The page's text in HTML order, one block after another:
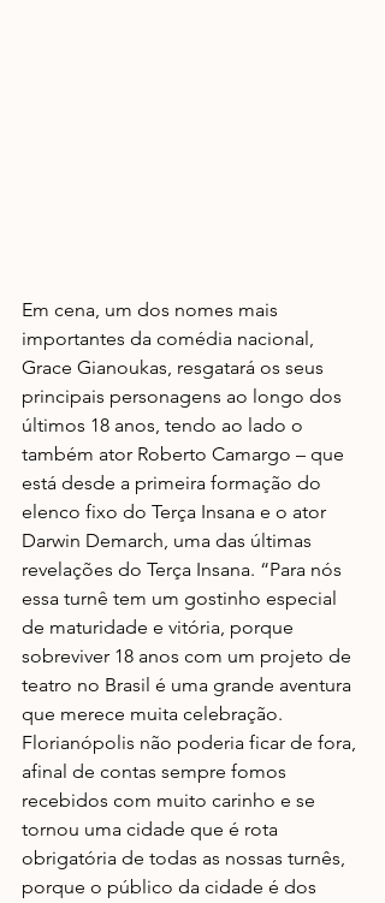
Em cena, um dos nomes mais
importantes da comédia nacional,
Grace Gianoukas, resgatará os seus
principais personagens ao longo dos
últimos 18 anos, tendo ao lado o
também ator Roberto Camargo – que
está desde a primeira formação do
elenco fixo do Terça Insana e o ator
Darwin Demarch, uma das últimas
revelações do Terça Insana. “Para nós
essa turnê tem um gostinho especial
de maturidade e vitória, porque
sobreviver 18 anos com um projeto de
teatro no Brasil é uma grande aventura
que merece muita celebração.
Florianópolis não poderia ficar de fora,
afinal de contas sempre fomos
recebidos com muito carinho e se
tornou uma cidade que é rota
obrigatória de todas as nossas turnês,
porque o público da cidade é dos